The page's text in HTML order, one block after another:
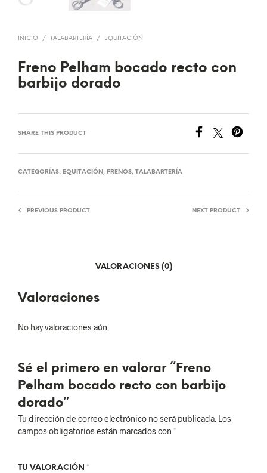
INICIO / TALABARTERÍA / EQUITACIÓN
Freno Pelham bocado recto con
barbijo dorado
SHARE THIS PRODUCT
CATEGORÍAS: EQUITACIÓN , FRENOS, TALABARTERÍA
PREVIOUS PRODUCT NEXT PRODUCT
VALORACIONES (0)
Valoraciones
No hay valoraciones aún.
Sé el primero en valorar “Freno
Pelham bocado recto con barbijo
dorado”
Tu dirección de correo electrónico no será publicada. Los
campos obligatorios están marcados con *
TU VALORACIÓN *